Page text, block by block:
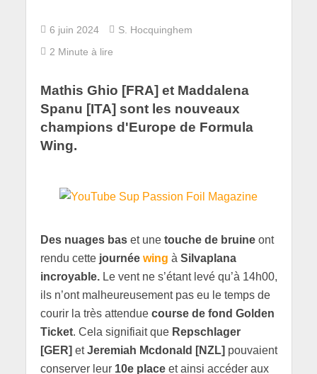
6 juin 2024
S. Hocquinghem
2 Minute à lire
Mathis Ghio [FRA] et Maddalena
Spanu [ITA] sont les nouveaux
champions d'Europe de Formula
Wing.
Des nuages ​​baset une touche de bruineont
rendu cette journée wing à Silvaplana
incroyable.Le vent ne s’étant levé qu’à 14h00,
ils n’ont malheureusement pas eu le temps de
courir la très attendue course de fond Golden
Ticket. Cela signifiait que Repschlager
[GER] etJeremiah Mcdonald [NZL] pouvaient
conserver leur 10e placeet ainsi accéder aux